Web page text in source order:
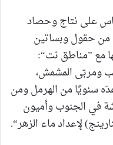
على نتاج وحصاد
من حقول وبساتين
مع ”مناطق نت“:
ومربّى المشمش،
سنويًا من الهرمل ومن
في الجنوب وأميون
لإعداد ماء الزهر“.